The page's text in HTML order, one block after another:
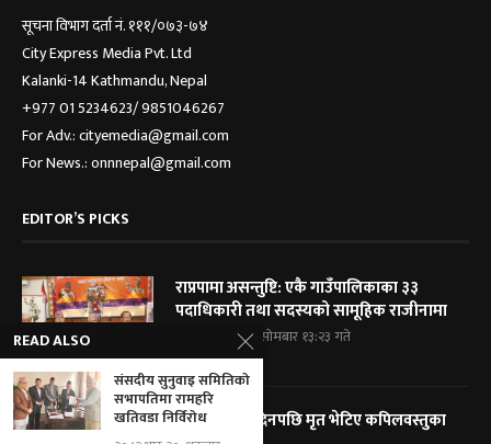
सूचना विभाग दर्ता नं. १११/०७३-७४
City Express Media Pvt. Ltd
Kalanki-14 Kathmandu, Nepal
+977 01 5234623/ 9851046267
For Adv.: cityemedia@gmail.com
For News.: onnnepal@gmail.com
EDITOR’S PICKS
राप्रपामा असन्तुष्टि: एकै गाउँपालिकाका ३३
पदाधिकारी तथा सदस्यको सामूहिक राजीनामा
२०८३ श्रावण २५, सोमबार १३:२३ गते
हराएको तीन दिनपछि मृत भेटिए कपिलवस्तुका
READ ALSO
संसदीय सुनुवाइ समितिको
सभापतिमा रामहरि
खतिवडा निर्विरोध